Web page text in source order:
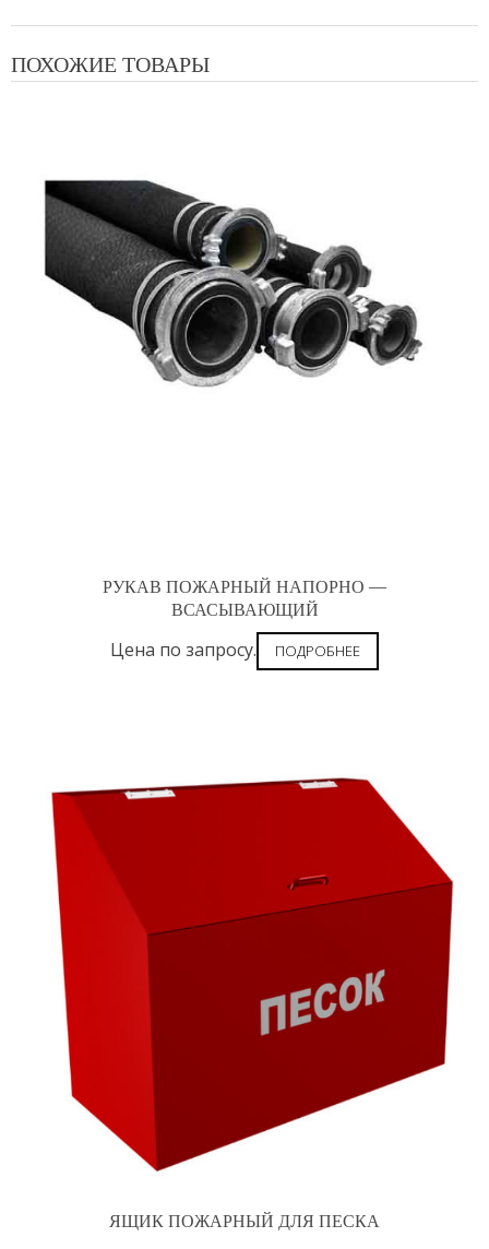
ПОХОЖИЕ ТОВАРЫ
РУКАВ ПОЖАРНЫЙ НАПОРНО —
ВСАСЫВАЮЩИЙ
Цена по запросу. ПОДРОБНЕЕ
ЯЩИК ПОЖАРНЫЙ ДЛЯ ПЕСКА